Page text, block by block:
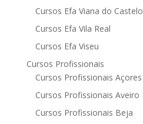
Cursos Efa Viana do Castelo
Cursos Efa Vila Real
Cursos Efa Viseu
Cursos Profissionais
Cursos Profissionais Açores
Cursos Profissionais Aveiro
Cursos Profissionais Beja